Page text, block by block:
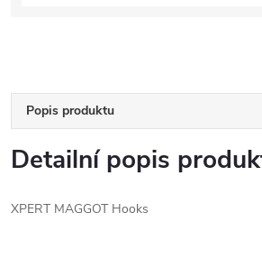
Popis produktu
Detailní popis
XPERT MAGGOT Hooks